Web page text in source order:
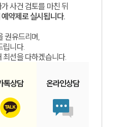
사건 검토를 마친 뒤
약제로 실시됩니다.
권유드리며,
립니다.
선을 다하겠습니다.
톡상담 온라인상담